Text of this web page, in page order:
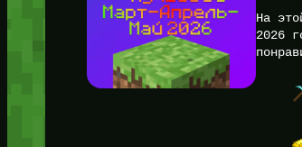
На
2026